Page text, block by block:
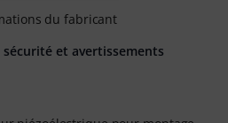
du fabricant
sécurité et avertissements